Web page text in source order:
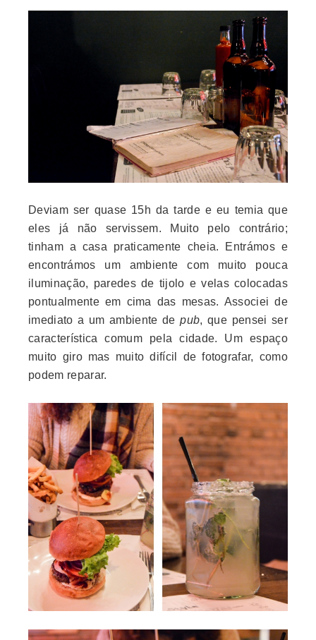
Deviam ser quase 15h da tarde e eu temia que
eles já não servissem. Muito pelo contrário;
tinham a casa praticamente cheia. Entrámos e
encontrámos um ambiente com muito pouca
iluminação, paredes de tijolo e velas colocadas
pontualmente em cima das mesas. Associei de
imediato a um ambiente depub, que pensei ser
característica comum pela cidade. Um espaço
muito giro mas muito difícil de fotografar, como
podem reparar.